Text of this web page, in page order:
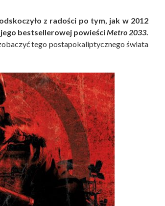
z radości po tym, jak w 2012
bestsellerowej powieściMetro 2033.
tego postapokaliptycznego świata